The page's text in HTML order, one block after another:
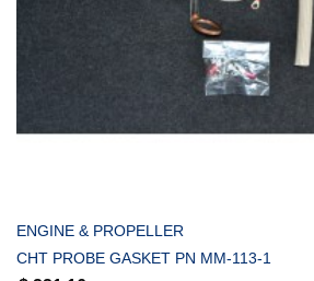
ENGINE & PROPELLER
CHT PROBE GASKET PN MM-113-1